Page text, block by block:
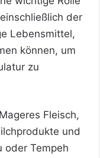
der
Lebensmittel,
können, um
zu
Fleisch,
und
oder Tempeh